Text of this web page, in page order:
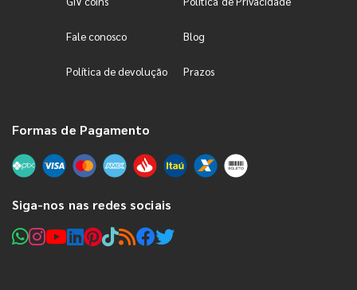
Fale conosco Blog
Política de devolução Prazos
Formas de Pagamento
Siga-nos nas redes sociais